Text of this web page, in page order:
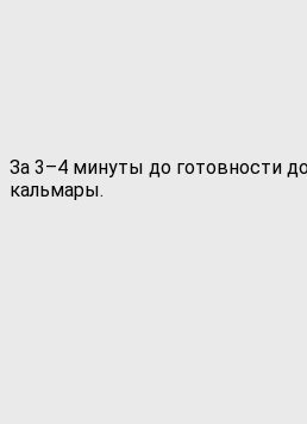
За 3–4 минуты до готовности
кальмары.